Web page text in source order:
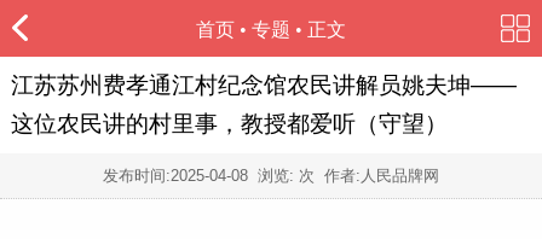
首页 • 专题 • 正文
江苏苏州费孝通江村纪念馆农民讲解员姚夫坤——
这位农民讲的村里事，教授都爱听（守望）
发布时间:2025-04-08 浏览: 次 作者:人民品牌网